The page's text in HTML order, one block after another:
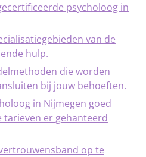
psycholoog in
van de
hulp.
die worden
bij jouw behoeften.
in Nijmegen goed
tarieven er gehanteerd
op te